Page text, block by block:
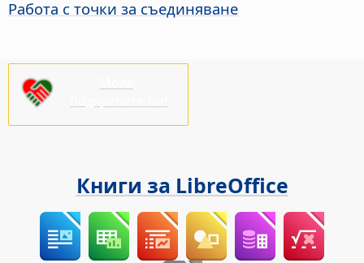
Работа с точки за съединяване
Книги за LibreOffice